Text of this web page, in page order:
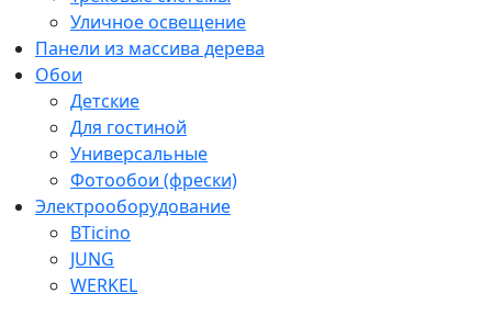
Уличное освещение
Панели из массива дерева
Обои
Детские
Для гостиной
Универсальные
Фотообои (фрески)
Электрооборудование
BTicino
JUNG
WERKEL